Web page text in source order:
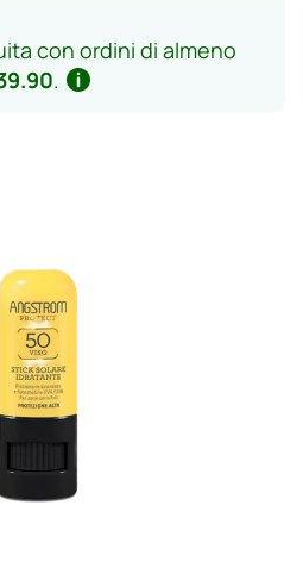
con ordini di almeno
.